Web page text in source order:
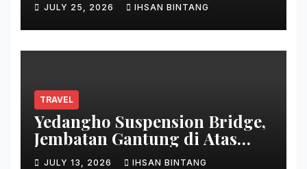
JULY 25, 2026 IHSAN BINTANG
TRAVEL
Yedangho Suspension Bridge,
Jembatan Gantung di Atas
Danau
JULY 13, 2026 IHSAN BINTANG